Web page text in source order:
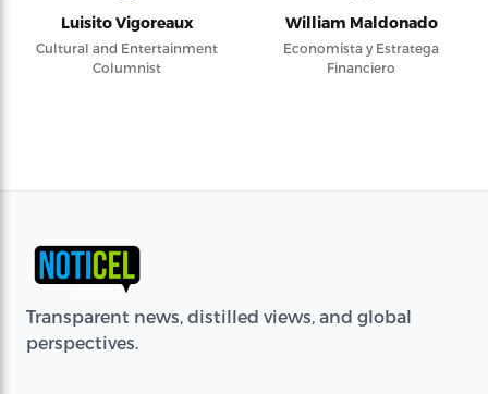
Luisito Vigoreaux
Cultural and Entertainment
Columnist
William Maldonado
Economista y Estratega
Financiero
Transparent news, distilled views, and global
perspectives.